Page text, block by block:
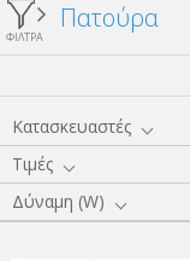
ΦΙΛΤΡΑ
Πατούρα
Κατασκευαστές
Τιμές
Δύναμη (W)